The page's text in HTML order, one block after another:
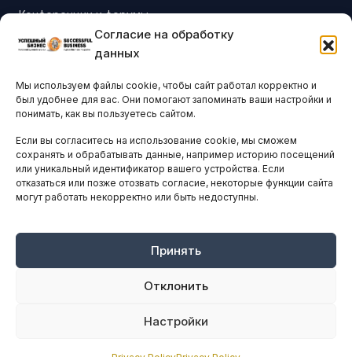
Согласие на обработку
данных
Мы используем файлы cookie, чтобы сайт работал корректно и
был удобнее для вас. Они помогают запоминать ваши настройки и
понимать, как вы пользуетесь сайтом.
Если вы согласитесь на использование cookie, мы сможем
сохранять и обрабатывать данные, например историю посещений
или уникальный идентификатор вашего устройства. Если
отказаться или позже отозвать согласие, некоторые функции сайта
могут работать некорректно или быть недоступны.
Принять
Отклонить
Настройки
Конференции и форумы
Бизнес-клубы и ассоциации
Остальные новости
АНАЛИТИКА И СТАТИСТИКА
ARTICLES IN ENGLISH
НАВИГАЦИЯ
Оплата онлайн